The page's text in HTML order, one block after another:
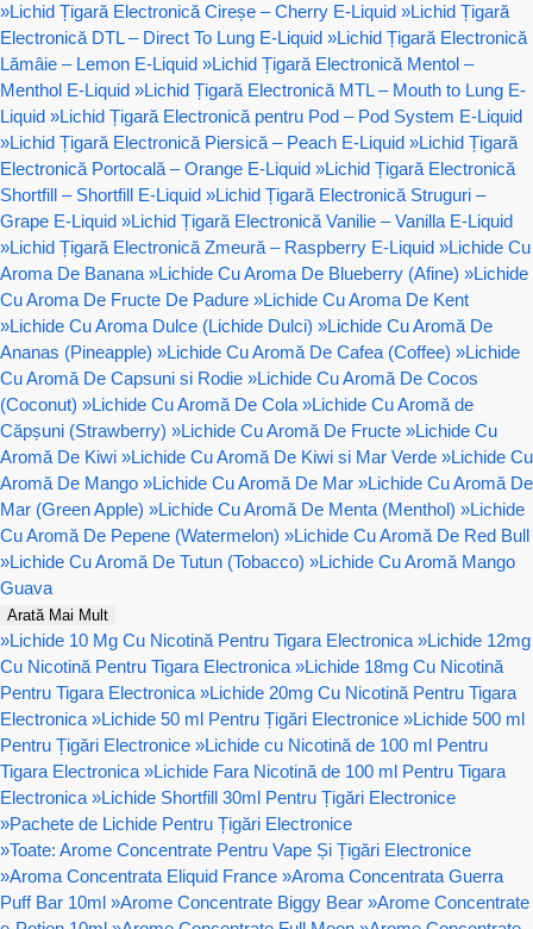
»Lichid Țigară Electronică Cireșe – Cherry E-Liquid »Lichid Țigară
Electronică DTL – Direct To Lung E-Liquid »Lichid Țigară Electronică
Lămâie – Lemon E-Liquid »Lichid Țigară Electronică Mentol –
Menthol E-Liquid »Lichid Țigară Electronică MTL – Mouth to Lung E-
Liquid »Lichid Țigară Electronică pentru Pod – Pod System E-Liquid
»Lichid Țigară Electronică Piersică – Peach E-Liquid »Lichid Țigară
Electronică Portocală – Orange E-Liquid »Lichid Țigară Electronică
Shortfill – Shortfill E-Liquid »Lichid Țigară Electronică Struguri –
Grape E-Liquid »Lichid Țigară Electronică Vanilie – Vanilla E-Liquid
»Lichid Țigară Electronică Zmeură – Raspberry E-Liquid »Lichide Cu
Aroma De Banana »Lichide Cu Aroma De Blueberry (Afine) »Lichide
Cu Aroma De Fructe De Padure »Lichide Cu Aroma De Kent
»Lichide Cu Aroma Dulce (Lichide Dulci) »Lichide Cu Aromă De
Ananas (Pineapple) »Lichide Cu Aromă De Cafea (Coffee) »Lichide
Cu Aromă De Capsuni si Rodie »Lichide Cu Aromă De Cocos
(Coconut) »Lichide Cu Aromă De Cola »Lichide Cu Aromă de
Căpșuni (Strawberry) »Lichide Cu Aromă De Fructe »Lichide Cu
Aromă De Kiwi »Lichide Cu Aromă De Kiwi si Mar Verde »Lichide Cu
Aromă De Mango »Lichide Cu Aromă De Mar »Lichide Cu Aromă De
Mar (Green Apple) »Lichide Cu Aromă De Menta (Menthol) »Lichide
Cu Aromă De Pepene (Watermelon) »Lichide Cu Aromă De Red Bull
»Lichide Cu Aromă De Tutun (Tobacco) »Lichide Cu Aromă Mango
Guava
Arată Mai Mult
»Lichide 10 Mg Cu Nicotină Pentru Tigara Electronica »Lichide 12mg
Cu Nicotină Pentru Tigara Electronica »Lichide 18mg Cu Nicotină
Pentru Tigara Electronica »Lichide 20mg Cu Nicotină Pentru Tigara
Electronica »Lichide 50 ml Pentru Țigări Electronice »Lichide 500 ml
Pentru Țigări Electronice »Lichide cu Nicotină de 100 ml Pentru
Tigara Electronica »Lichide Fara Nicotină de 100 ml Pentru Tigara
Electronica »Lichide Shortfill 30ml Pentru Țigări Electronice
»Pachete de Lichide Pentru Țigări Electronice
»Toate: Arome Concentrate Pentru Vape Și Țigări Electronice
»Aroma Concentrata Eliquid France »Aroma Concentrata Guerra
Puff Bar 10ml »Arome Concentrate Biggy Bear »Arome Concentrate